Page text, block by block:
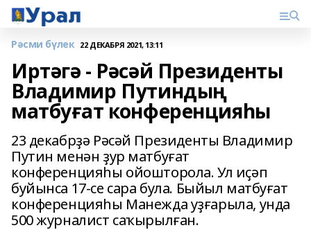
Рәсми бүлек 22 ДЕКАБРЯ 2021, 13:11
Иртәгә - Рәсәй Президенты
Владимир Путиндың
матбуғат конференцияһы
23 декабрҙә Рәсәй Президенты Владимир
Путин менән ҙур матбуғат
конференцияһы ойошторола. Ул иҫәп
буйынса 17-се сара була. Быйыл матбуғат
конференцияһы Манежда уҙғарыла, унда
500 журналист саҡырылған.